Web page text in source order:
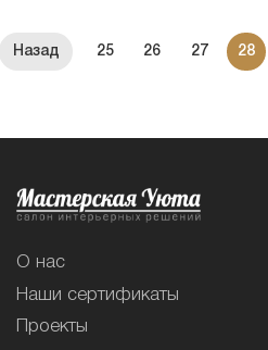
25 26 27 28
О нас
Наши сертификаты
Проекты